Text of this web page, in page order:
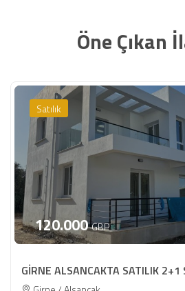
Öne Çıkan
Satılık
120.000 GBP
GİRNE ALSANCAKTA SATILIK 2+1